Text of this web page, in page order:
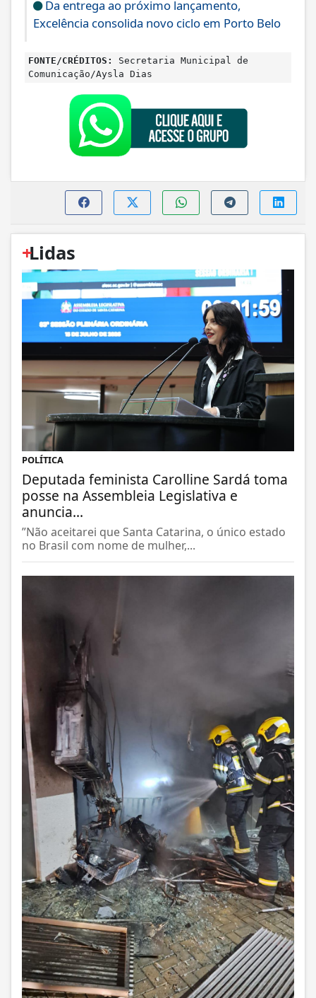
Da entrega ao próximo lançamento,
Excelência consolida novo ciclo em Porto Belo
FONTE/CRÉDITOS:
Secretaria Municipal de
Comunicação/Aysla Dias
+
Lidas
POLÍTICA
Deputada feminista Carolline Sardá toma
posse na Assembleia Legislativa e
anuncia...
”Não aceitarei que Santa Catarina, o único estado
no Brasil com nome de mulher,...